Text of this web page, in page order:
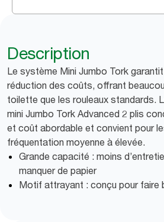
Description
Le système Mini Jumbo Tork
réduction des coûts, offrant
toilette que les rouleaux standards.
mini Jumbo Tork Advanced 2 plis
et coût abordable et convient pour
fréquentation moyenne à élevée.
Grande capacité : moins
manquer de papier
Motif attrayant : conçu pour faire